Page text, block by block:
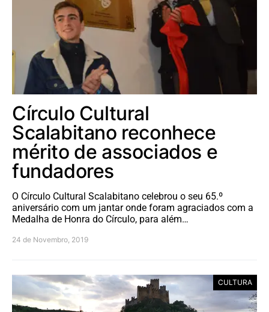
Círculo Cultural
Scalabitano reconhece
mérito de associados e
fundadores
O Círculo Cultural Scalabitano celebrou o seu 65.º
aniversário com um jantar onde foram agraciados com a
Medalha de Honra do Círculo, para além…
24 de Novembro, 2019
CULTURA